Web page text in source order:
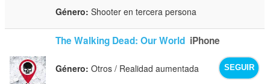
Género: Shooter en tercera persona
The Walking Dead: Our World iPhone
SEGUIR
Género: Otros / Realidad aumentada